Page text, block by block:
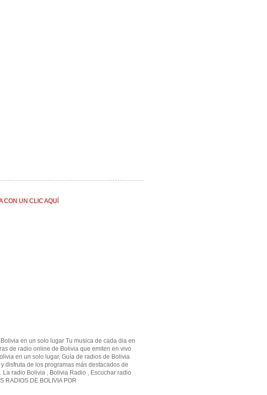
CON UN CLIC AQUÍ
en un solo lugar Tu musica de cada dia en
de radio online de Bolivia que emiten en vivo
en un solo lugar, Guía de radios de Bolivia
disfruta de los programas más destacados de
radio Bolivia , Bolivia Radio , Escuchar radio
RADIOS DE BOLIVIA POR